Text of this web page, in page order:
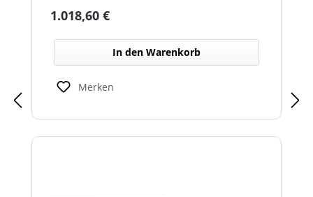
Witterungsbedingungen. Ideal zur sicheren
Arbeitsbereichen bei allen Fahrzeugtypen.
Balkenbreiten mit Scheinwerfermodulen
können geringfügig von den angegebenen
Standardbreiten abweichen. Modelle mit nur
2 Scheinwerfermodulen, können wahlweise
unbeleuchtet) haben. Die max. Anzahl der
Regulärer Preis:
1.018,60 €
In den Warenkorb
Merken